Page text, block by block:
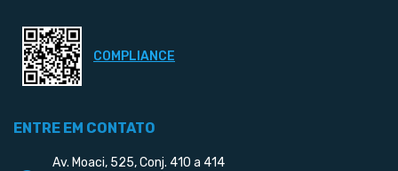
COMPLIANCE
ENTRE EM CONTATO
Av. Moaci, 525, Conj. 410 a 414